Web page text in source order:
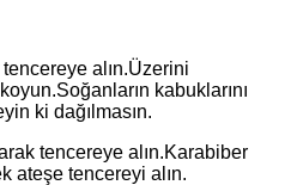
tencereye alın.Üzerini
kabuklarını
ki dağılmasın.
tencereye alın.Karabiber
ateşe tencereyi alın.